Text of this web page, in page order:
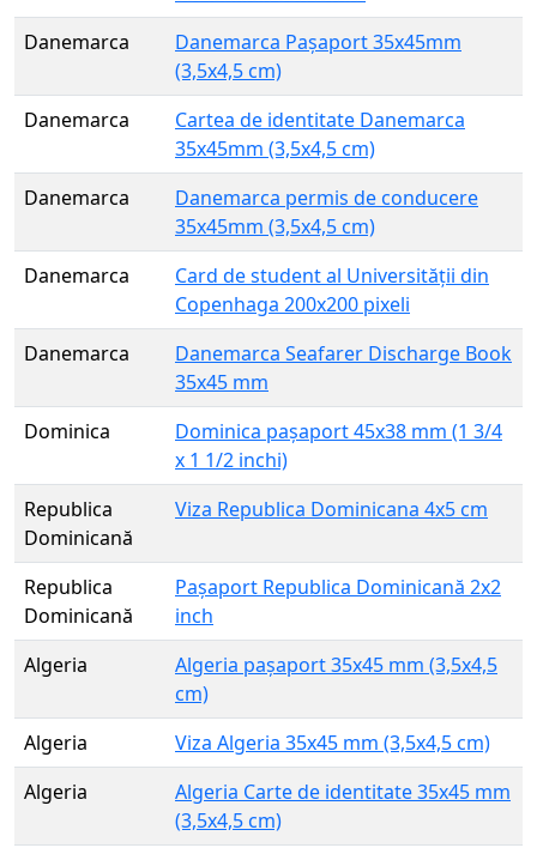
Danemarca
Danemarca Pașaport 35x45mm
(3,5x4,5 cm)
Danemarca
Cartea de identitate Danemarca
35x45mm (3,5x4,5 cm)
Danemarca
Danemarca permis de conducere
35x45mm (3,5x4,5 cm)
Danemarca
Card de student al Universității din
Copenhaga 200x200 pixeli
Danemarca
Danemarca Seafarer Discharge Book
35x45 mm
Dominica
Dominica pașaport 45x38 mm (1 3/4
x 1 1/2 inchi)
Republica
Dominicană
Viza Republica Dominicana 4x5 cm
Republica
Dominicană
Pașaport Republica Dominicană 2x2
inch
Algeria
Algeria pașaport 35x45 mm (3,5x4,5
cm)
Algeria
Viza Algeria 35x45 mm (3,5x4,5 cm)
Algeria
Algeria Carte de identitate 35x45 mm
(3,5x4,5 cm)